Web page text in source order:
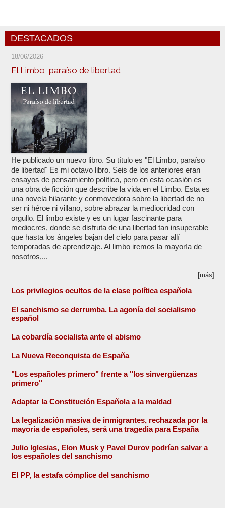
DESTACADOS
18/06/2026
El Limbo, paraíso de libertad
He publicado un nuevo libro. Su título es "El Limbo, paraíso
de libertad" Es mi octavo libro. Seis de los anteriores eran
ensayos de pensamiento político, pero en esta ocasión es
una obra de ficción que describe la vida en el Limbo. Esta es
una novela hilarante y conmovedora sobre la libertad de no
ser ni héroe ni villano, sobre abrazar la mediocridad con
orgullo. El limbo existe y es un lugar fascinante para
mediocres, donde se disfruta de una libertad tan insuperable
que hasta los ángeles bajan del cielo para pasar allí
temporadas de aprendizaje. Al limbo iremos la mayoría de
nosotros,...
[más]
Los privilegios ocultos de la clase política española
El sanchismo se derrumba. La agonía del socialismo
español
La cobardía socialista ante el abismo
La Nueva Reconquista de España
"Los españoles primero" frente a "los sinvergüenzas
primero"
Adaptar la Constitución Española a la maldad
La legalización masiva de inmigrantes, rechazada por la
mayoría de españoles, será una tragedia para España
Julio Iglesias, Elon Musk y Pavel Durov podrían salvar a
los españoles del sanchismo
El PP, la estafa cómplice del sanchismo